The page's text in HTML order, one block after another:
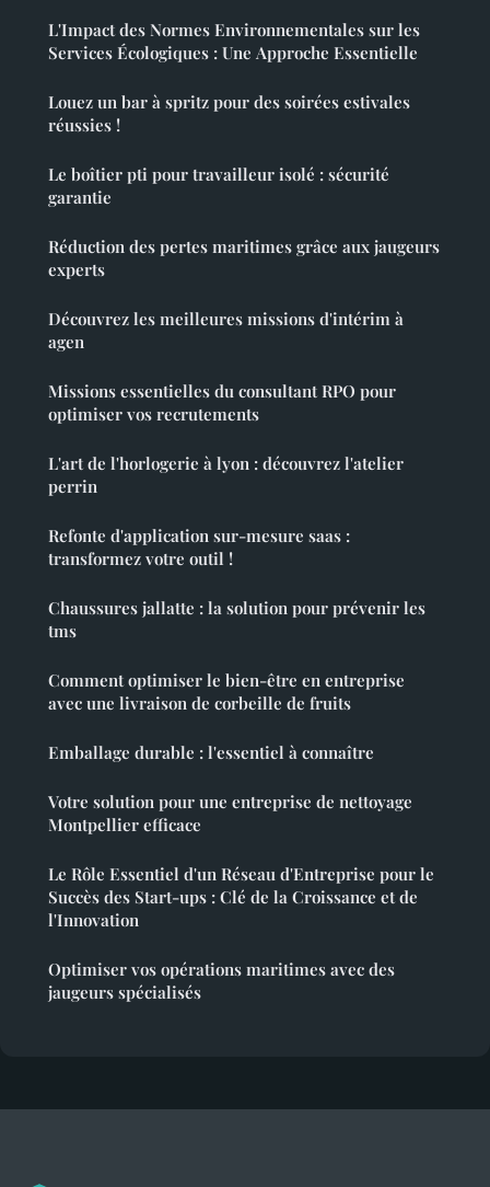
L'Impact des Normes Environnementales sur les
Services Écologiques : Une Approche Essentielle
Louez un bar à spritz pour des soirées estivales
réussies !
Le boîtier pti pour travailleur isolé : sécurité
garantie
Réduction des pertes maritimes grâce aux jaugeurs
experts
Découvrez les meilleures missions d'intérim à
agen
Missions essentielles du consultant RPO pour
optimiser vos recrutements
L'art de l'horlogerie à lyon : découvrez l'atelier
perrin
Refonte d'application sur-mesure saas :
transformez votre outil !
Chaussures jallatte : la solution pour prévenir les
tms
Comment optimiser le bien-être en entreprise
avec une livraison de corbeille de fruits
Emballage durable : l'essentiel à connaître
Votre solution pour une entreprise de nettoyage
Montpellier efficace
Le Rôle Essentiel d'un Réseau d'Entreprise pour le
Succès des Start-ups : Clé de la Croissance et de
l'Innovation
Optimiser vos opérations maritimes avec des
jaugeurs spécialisés